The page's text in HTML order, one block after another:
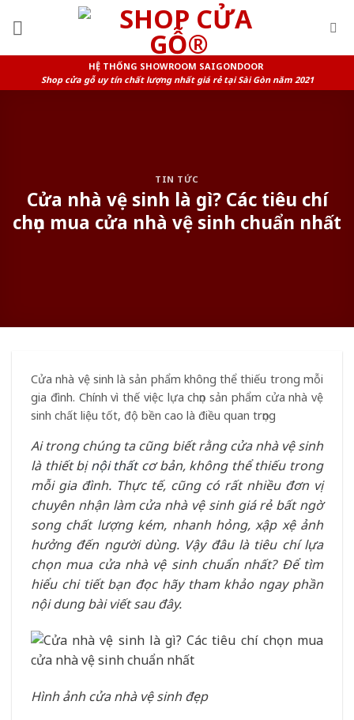
HỆ THỐNG SHOWROOM SAIGONDOOR
Shop cửa gỗ uy tín chất lượng nhất giá rẻ tại Sài Gòn năm 2021
TIN TỨC
Cửa nhà vệ sinh là gì? Các tiêu chí
chọn mua cửa nhà vệ sinh chuẩn nhất
Cửa nhà vệ sinh là sản phẩm không thể thiếu trong mỗi
gia đình. Chính vì thế việc lựa chọn sản phẩm cửa nhà vệ
sinh chất liệu tốt, độ bền cao là điều quan trọng
Ai trong chúng ta cũng biết rằng cửa nhà vệ sinh
là thiết bịnội thấtcơ bản, không thể thiếu trong
mỗi gia đình. Thực tế, cũng có rất nhiều đơn vị
chuyên nhận làm cửa nhà vệ sinh giá rẻ bất ngờ
song chất lượng kém, nhanh hỏng, xập xệ ảnh
hưởng đến người dùng. Vậy đâu là tiêu chí lựa
chọn mua cửa nhà vệ sinh chuẩn nhất? Để tìm
hiểu chi tiết bạn đọc hãy tham khảo ngay phần
nội dung bài viết sau đây.
Hình ảnh cửa nhà vệ sinh đẹp